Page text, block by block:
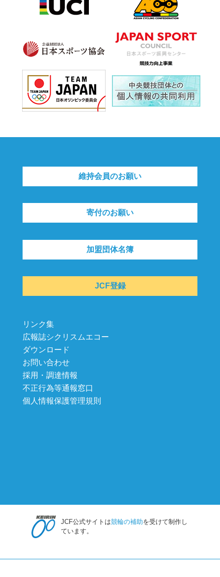
維持会員のお願い
寄付のお願い
加盟団体名簿
JCF登録
リンク集
広報誌シクリスムエコー
ダウンロード
お問い合わせ
採用・調達情報
不正行為等通報窓口
個人情報保護管理規則
JCF公式サイトは競輪の補助を受けて制作し
ています。